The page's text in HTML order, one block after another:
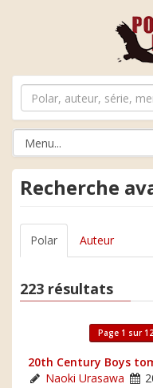
Recherche
Polar Auteur
223 résultats
Page 1 sur 12
20th Century Boys
Naoki Urasawa